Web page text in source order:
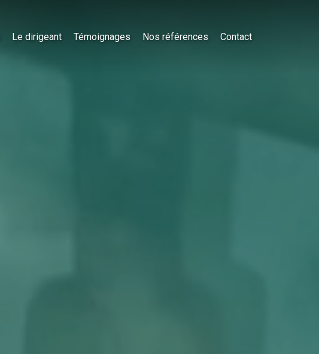
Le dirigeant Témoignages Nos références Contact